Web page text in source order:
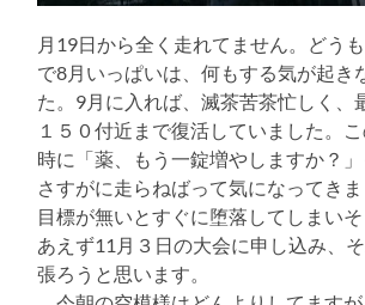
月19日から全く走れてません。どう
で8月いっぱいは、何もする気が起き
た。9月に入れば、滅茶苦茶忙しく、
１５０付近まで復活していました。
時に「薬、もう一錠増やしますか？」
さすがに走らねばって気になってきま
目標が無いとすぐに堕落してしまい
あえず11月３日の大会に申し込み、
張ろうと思います。